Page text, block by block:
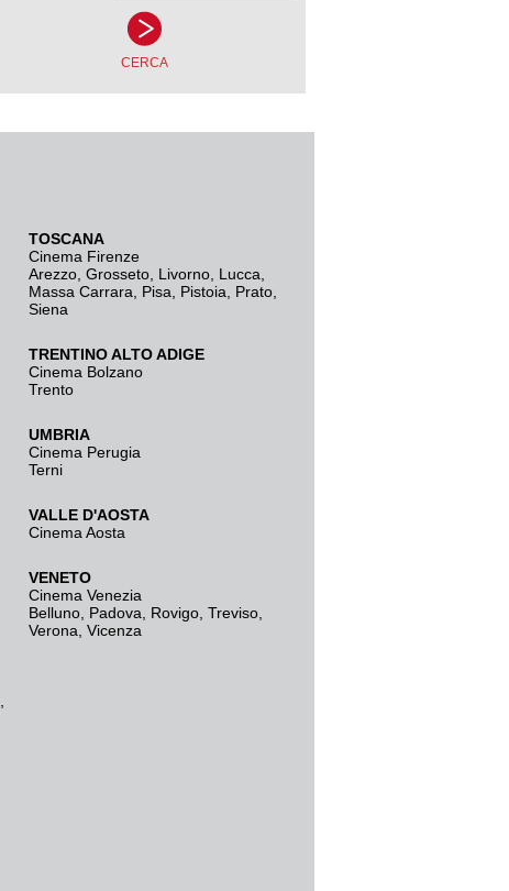
TOSCANA
Cinema Firenze
Arezzo Grosseto Livorno Lucca
Massa Carrara
Pisa Pistoia Prato
Siena
TRENTINO ALTO ADIGE
Cinema Bolzano
Trento
UMBRIA
Cinema Perugia
Terni
VALLE D'AOSTA
Cinema Aosta
VENETO
Cinema Venezia
Belluno Padova Rovigo Treviso
Verona Vicenza